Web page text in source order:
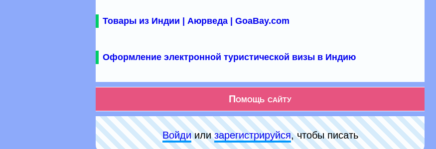
Товары из Индии | Аюрведа | GoaBay.com
Оформление электронной туристической визы в Индию
Помощь сайту
Войдиилизарeгиcтpируйся, чтобы писать